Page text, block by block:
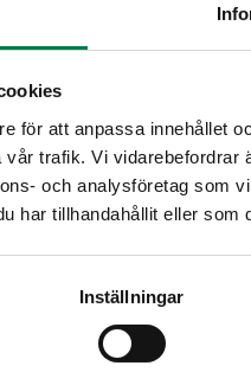
för att anpassa innehållet
trafik. Vi vidarebefordrar
och analysföretag som
har tillhandahållit eller
Inställningar